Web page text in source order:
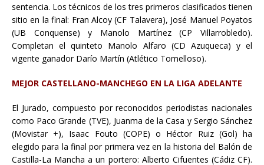
sentencia. Los técnicos de los tres primeros clasificados tienen
sitio en la final: Fran Alcoy (CF Talavera), José Manuel Poyatos
(UB Conquense) y Manolo Martínez (CP Villarrobledo).
Completan el quinteto Manolo Alfaro (CD Azuqueca) y el
vigente ganador Darío Martín (Atlético Tomelloso).
MEJOR CASTELLANO-MANCHEGO EN LA LIGA ADELANTE
El Jurado, compuesto por reconocidos periodistas nacionales
como Paco Grande (TVE), Juanma de la Casa y Sergio Sánchez
(Movistar +), Isaac Fouto (COPE) o Héctor Ruiz (Gol) ha
elegido para la final por primera vez en la historia del Balón de
Castilla-La Mancha a un portero: Alberto Cifuentes (Cádiz CF).